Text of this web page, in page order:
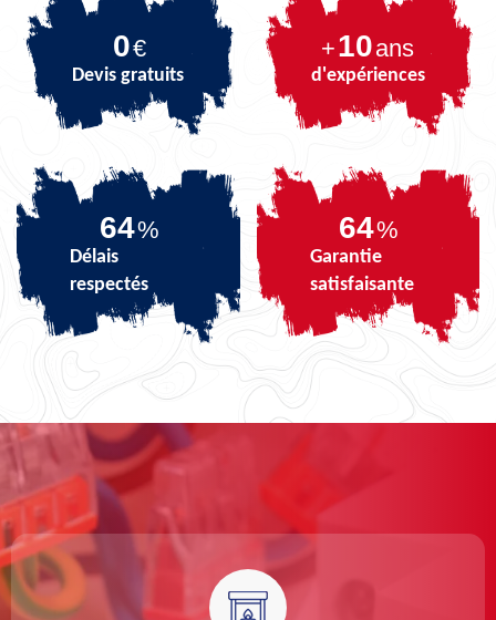
0€
Devis gratuits
+10ans
d'expériences
80%
Délais
respectés
80%
Garantie
satisfaisante